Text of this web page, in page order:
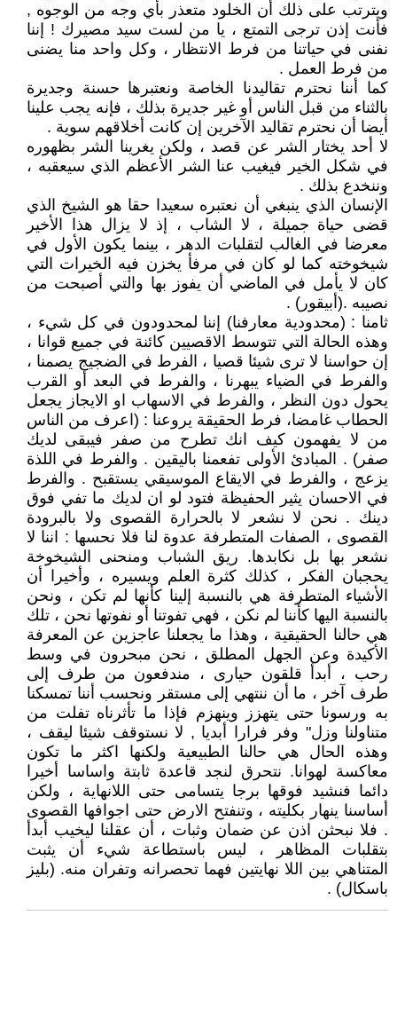
ويترتب على ذلك أن الخلود متعذر بأي وجه من الوجوه ,
فأنت إذن ترجی التمتع ، يا من لست سید مصيرك ! إننا
نفنى في حياتنا من فرط الانتظار ، وكل واحد منا يضنى
من فرط العمل .
كما أننا نحترم تقاليدنا الخاصة ونعتبرها حسنة وجديرة
بالثناء من قبل الناس أو غير جديرة بذلك ، فإنه يجب علينا
أيضا أن نحترم تقاليد الآخرين إن كانت أخلاقهم سوية .
لا أحد يختار الشر عن قصد ، ولكن يغرينا الشر بظهوره
في شكل الخير فيغيب عنا الشر الأعظم الذي سيعقبه ،
وننخدع بذلك .
الإنسان الذي ينبغي أن نعتبره سعيدا حقا هو الشيخ الذي
قضى حياة جميلة ، لا الشاب ، إذ لا يزال هذا الأخير
معرضا في الغالب لتقلبات الدهر ، بينما يكون الأول في
شيخوخته كما لو كان في مرفأ يخزن فيه الخيرات التي
كان لا يأمل في الماضي أن يفوز بها والتي أصبحت من
نصيبه .(أبيقور) .
ثامنا : (محدودية معارفنا) إننا لمحدودون في كل شيء ،
وهذه الحالة التي تتوسط الاقصيين كائنة في جميع قوانا ،
إن حواسنا لا ترى شيئا قصيا ، الفرط في الضجيج يصمنا ،
والفرط في الضياء يبهرنا ، والفرط في البعد أو القرب
يحول دون النظر ، والفرط في الاسهاب او الايجاز يجعل
الحطاب غامضا، فرط الحقيقة يروعنا : (اعرف من الناس
من لا يفهمون كيف انك تطرح من صفر فيبقى لديك
صفر) . المبادئ الأولى تفعمنا باليقين . والفرط في اللذة
يزعج ، والفرط في الايقاع الموسيقي يستقبح . والفرط
في الاحسان يثير الحفيظة فتود لو ان لديك ما تفي فوق
دينك . نحن لا نشعر لا بالحرارة القصوى ولا بالبرودة
القصوى ، الصفات المتطرفة عدوة لنا فلا نحسها : اننا لا
نشعر بها بل نكابدها. ريق الشباب ومنحنى الشيخوخة
يحجبان الفكر ، كذلك كثرة العلم ويسيره ، وأخيرا أن
الأشياء المتطرفة هي بالنسبة إلينا كأنها لم تكن ، ونحن
بالنسبة اليها كأننا لم نكن ، فهي تفوتنا أو نفوتها نحن ، تلك
هي حالنا الحقيقية ، وهذا ما يجعلنا عاجزين عن المعرفة
الأكيدة وعن الجهل المطلق ، نحن مبحرون في وسط
رحب ، أبدأ قلقون حيارى ، مندفعون من طرف إلى
طرف آخر ، ما أن ننتهي إلى مستقر ونحسب أننا تمسكنا
به ورسونا حتى يتهزز وينهزم فإذا ما تأثرناه تفلت من
متناولنا وزل" وفر فرارا أبديا , لا نستوقف شيئا ليقف ،
وهذه الحال هي حالنا الطبيعية ولكنها اكثر ما تكون
معاكسة لهوانا. نتحرق لنجد قاعدة ثابتة واساسا أخيرا
دائما فنشيد فوقها برجا يتسامى حتى اللانهاية ، ولكن
أساسنا ينهار بكليته ، وتنفتح الارض حتى اجوافها القصوى
. فلا نبحثن اذن عن ضمان وثبات ، أن عقلنا ليخيب أبدأ
بتقلبات المظاهر ، ليس باستطاعة شيء أن يثبت
المتناهي بين اللا نهايتين فهما تحصرانه وتفران منه. (بليز
باسكال) .